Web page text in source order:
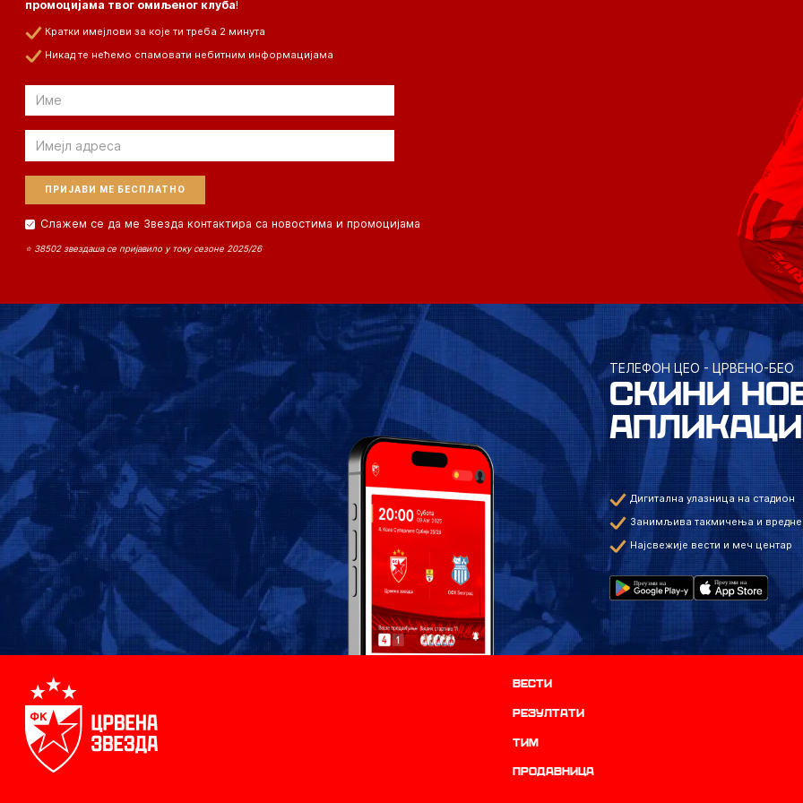
промоцијама твог омиљеног клуба!
Кратки имејлови за које ти треба 2 минута
Никад те нећемо спамовати небитним информацијама
Email
Email
Слажем се да ме Звезда контактира са новостима и промоцијама
⭐ 38502 звездаша се пријавило у току сезоне 2025/26
ТЕЛЕФОН ЦЕО - ЦРВЕНО-БЕО
СКИНИ
Дигитална улазница на стадион
Занимљива такмичења и вредне
Најсвежије вести и меч центар
Вести
резултати
ТИМ
продавница